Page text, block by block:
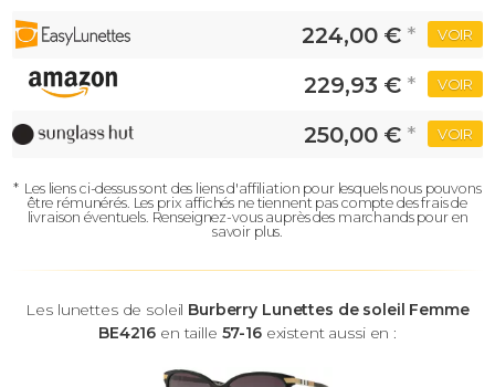
224,00 € * VOIR
229,93 € * VOIR
250,00 € * VOIR
* Les liens ci-dessus sont des liens d'affiliation pour lesquels nous pouvons
être rémunérés. Les prix affichés ne tiennent pas compte des frais de
livraison éventuels. Renseignez-vous auprès des marchands pour en
savoir plus.
Les lunettes de soleil Burberry Lunettes de soleil Femme
BE4216 en taille 57-16existent aussi en :